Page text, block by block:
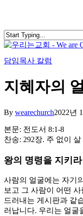
content
담임목사 칼럼
지혜자의
By wearechurch2022년
본문: 전도서 8:1-8
찬송: 292장. 주 없이 살
왕의 명령을 지키라
사람의 얼굴에는 자기
보고 그 사람이 어떤
드러내는 게시판과 같
러납니다. 우리는 얼굴